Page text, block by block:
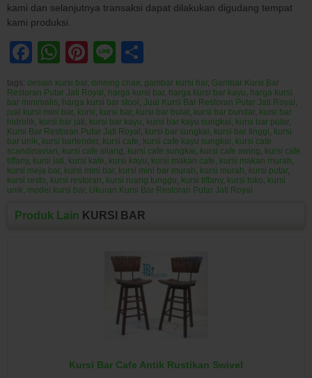
kami dan selanjutnya transaksi dapat dilakukan digudang tempat
kami produksi.
Facebook
WhatsApp
Pinterest
Line
tags: desain kursi bar, dinning chair, gambar kursi bar, Gambar Kursi Bar
Restoran Putar Jati Royal , harga kursi bar, harga kursi bar kayu, harga kursi
bar minimalis, harga kursi bar stool , Jual Kursi Bar Restoran Putar Jati Royal ,
jual kursi mini bar, kursi, kursi bar, kursi bar bulat, kursi bar bundar, kursi bar
hidrolik, kursi bar jati, kursi bar kayu, kursi bar kayu sungkai, kursi bar putar,
Kursi Bar Restoran Putar Jati Royal , kursi bar sungkai, kursi bar tinggi, kursi
bar unik, kursi bartender, kursi cafe, kursi cafe kayu sungkai, kursi cafe
scandinavian, kursi cafe silang, kursi cafe sungkai, kursi cafe swing, kursi cafe
tiffany, kursi jati, kursi kafe, kursi kayu, kursi makan cafe, kursi makan murah,
kursi meja bar, kursi mini bar, kursi mini bar murah, kursi murah, kursi putar,
kursi resto, kursi restoran, kursi ruang tunggu, kursi tiffany, kursi toko, kursi
unik, model kursi bar, Ukuran Kursi Bar Restoran Putar Jati Royal
Produk Lain KURSI BAR
Kursi Bar Cafe Antik Rustikan Swivel